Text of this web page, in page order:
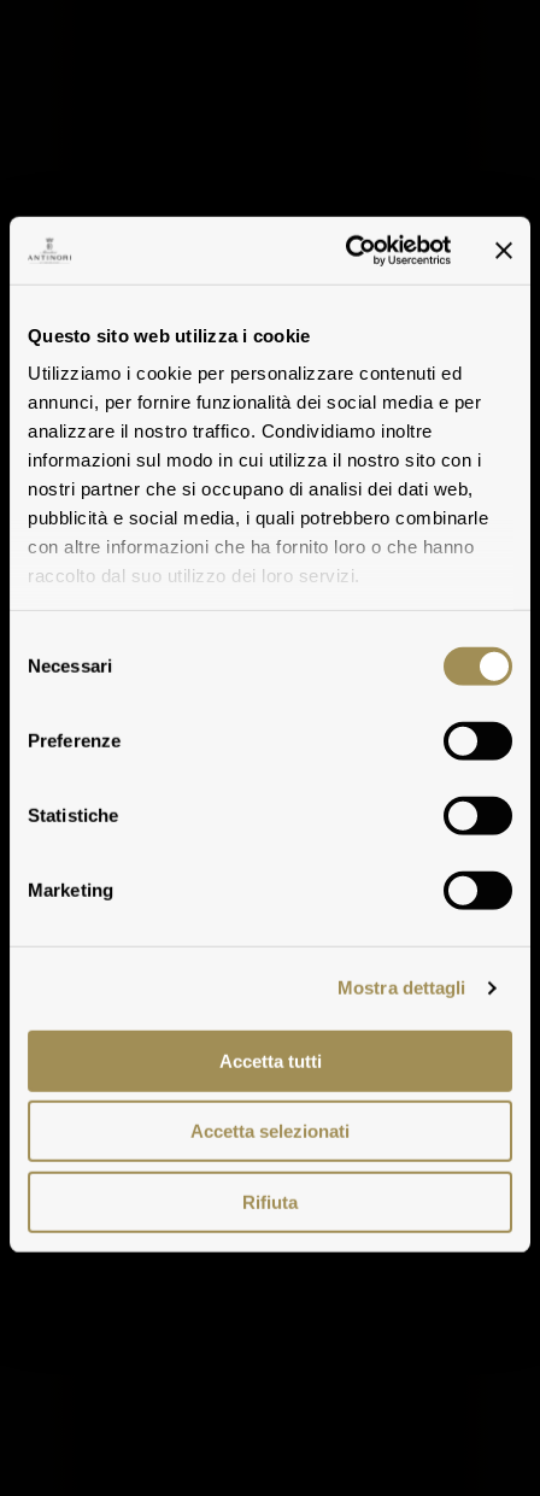
Questo sito web utilizza i cookie
Utilizziamo i cookie per personalizzare contenuti ed
annunci, per fornire funzionalità dei social media e per
analizzare il nostro traffico. Condividiamo inoltre
informazioni sul modo in cui utilizza il nostro sito con i
nostri partner che si occupano di analisi dei dati web,
pubblicità e social media, i quali potrebbero combinarle
con altre informazioni che ha fornito loro o che hanno
raccolto dal suo utilizzo dei loro servizi.
delNecessari
Preferenze
Statistiche
Marketing
Mostra dettagli
Accetta tutti
Accetta selezionati
Rifiuta
Note Degustative